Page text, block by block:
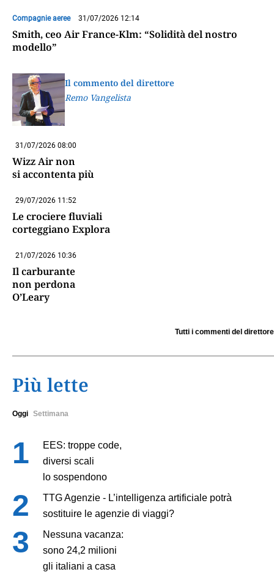
Compagnie aeree 31/07/2026 12:14
Smith, ceo Air France-Klm: “Solidità del nostro
modello”
Il commento del direttore
Remo Vangelista
31/07/2026 08:00
Wizz Air non
si accontenta più
29/07/2026 11:52
Le crociere fluviali
corteggiano Explora
21/07/2026 10:36
Il carburante
non perdona
O’Leary
Tutti i commenti del direttore
Più lette
Oggi Settimana
EES: troppe code,
diversi scali
lo sospendono
TTG Agenzie - L’intelligenza artificiale potrà
sostituire le agenzie di viaggi?
Nessuna vacanza:
sono 24,2 milioni
gli italiani a casa